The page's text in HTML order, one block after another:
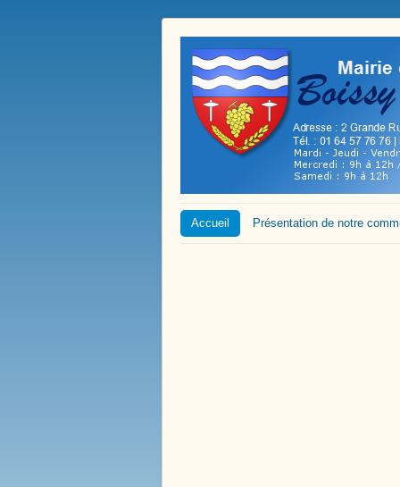
Accueil Présentation de notre